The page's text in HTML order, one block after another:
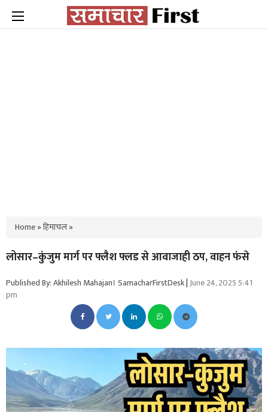
Home»हिमाचल»
लोसार–कुंजुम मार्ग पर फ्लैश फ्लड से आवाजाही ठप, वाहन फंसे
Published By: Akhilesh Mahajan। SamacharFirstDesk|June 24, 2025 5:41
pm